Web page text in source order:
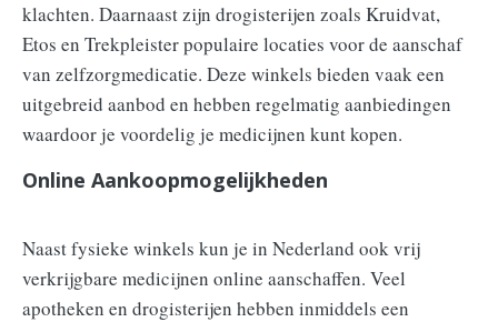
klachten. Daarnaast zijn drogisterijen zoals Kruidvat,
Etos en Trekpleister populaire locaties voor de aanschaf
van zelfzorgmedicatie. Deze winkels bieden vaak een
uitgebreid aanbod en hebben regelmatig aanbiedingen
waardoor je voordelig je medicijnen kunt kopen.
Online Aankoopmogelijkheden
Naast fysieke winkels kun je in Nederland ook vrij
verkrijgbare medicijnen online aanschaffen. Veel
apotheken en drogisterijen hebben inmiddels een